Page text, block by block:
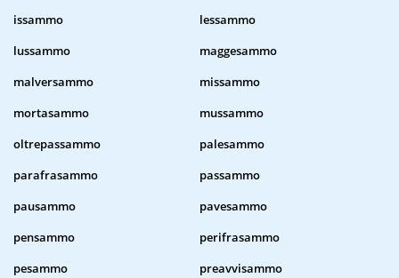
issammo
lessammo
lussammo
maggesammo
malversammo
missammo
mortasammo
mussammo
oltrepassammo
palesammo
parafrasammo
passammo
pausammo
pavesammo
pensammo
perifrasammo
pesammo
preavvisammo